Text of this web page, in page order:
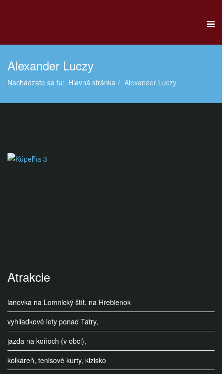
Alexander Luczy
Nachádzate sa tu: Hlavná stránka Alexander Luczy
Atrakcie
lanovka na Lomnický štít, na Hrebienok
vyhliadkové lety ponad Tatry,
jazda na koňoch (v obci),
kolkáreň, tenisové kurty, klzisko